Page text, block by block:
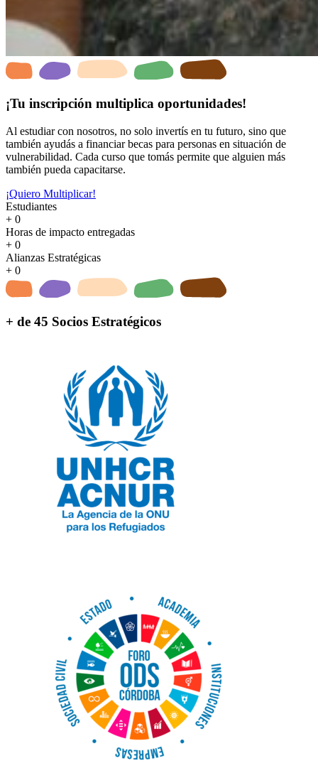
¡Tu inscripción multiplica oportunidades!
Al estudiar con nosotros, no solo invertís en tu futuro, sino que
también ayudás a financiar becas para personas en situación de
vulnerabilidad. Cada curso que tomás permite que alguien más
también pueda capacitarse.
¡Quiero Multiplicar!
Estudiantes
+ 0
Horas de impacto entregadas
+ 0
Alianzas Estratégicas
+ 0
+ de 45 Socios Estratégicos